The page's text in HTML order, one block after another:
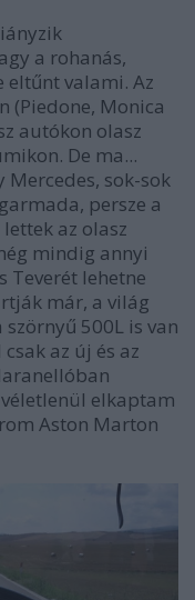
a rohanás,
eltűnt valami. Az
(Piedone, Monica
autókon olasz
De ma...
Mercedes, sok-sok
persze a
az olasz
mindig annyi
Teverét lehetne
már, a világ
500L is van
az új és az
elkaptam
Aston Marton